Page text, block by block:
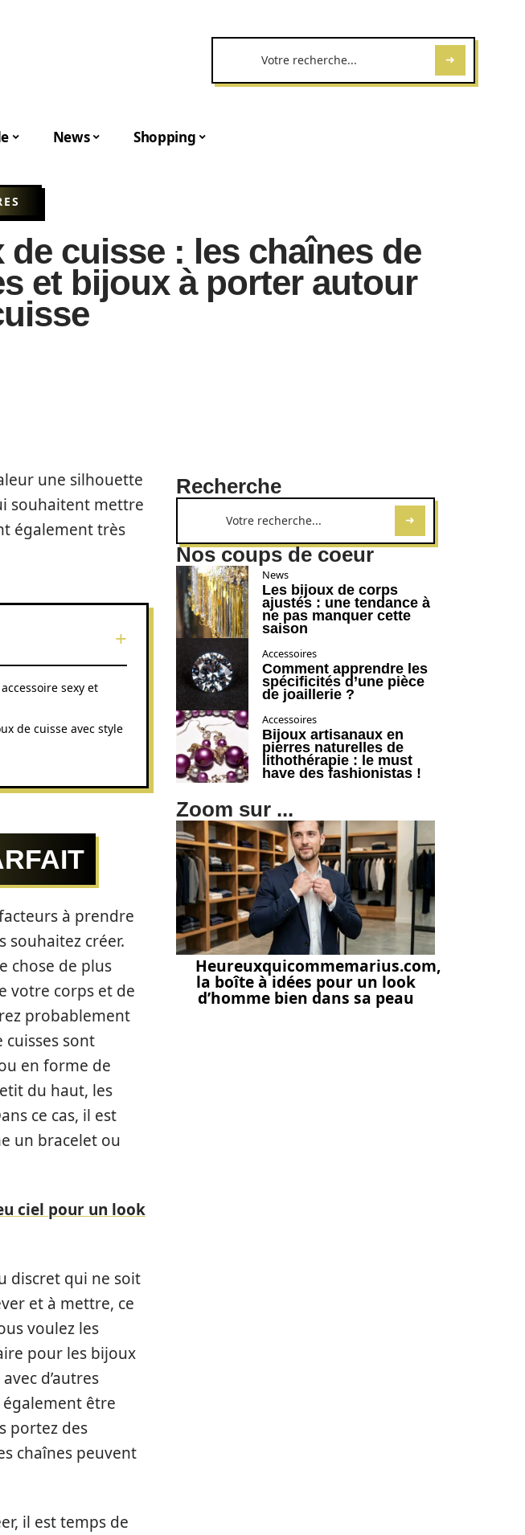
News Shopping
de cuisse : les chaînes de
et bijoux à porter autour
une silhouette
souhaitent mettre
également très
sexy et
de cuisse avec style
à prendre
souhaitez créer.
chose de plus
votre corps et de
probablement
cuisses sont
en forme de
du haut, les
ce cas, il est
un bracelet ou
ciel pour un look
discret qui ne soit
et à mettre, ce
voulez les
pour les bijoux
d’autres
également être
portez des
chaînes peuvent
il est temps de
Recherche
Nos coups de coeur
News
Les bijoux de corps
ajustés : une tendance à
ne pas manquer cette
saison
Accessoires
Comment apprendre les
spécificités d’une pièce
de joaillerie ?
Accessoires
Bijoux artisanaux en
pierres naturelles de
lithothérapie : le must
have des fashionistas !
Zoom sur ...
Heureuxquicommemarius.com,
la boîte à idées pour un look
d’homme bien dans sa peau